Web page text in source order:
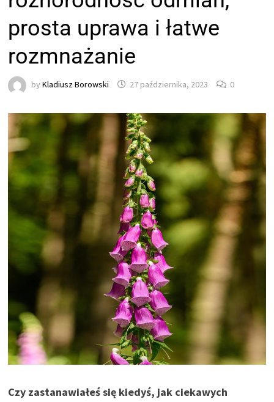
prosta uprawa i łatwe
rozmnażanie
byKladiusz Borowski 27 października, 2023 0
Czy zastanawiałeś się kiedyś, jak ciekawych